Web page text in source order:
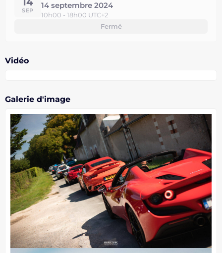
SEP
14 septembre 2024
10h00 - 18h00 UTC+2
Fermé
Vidéo
Galerie d'image